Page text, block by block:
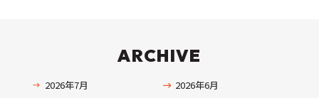
ARCHIVE
2026年7月
2026年6月